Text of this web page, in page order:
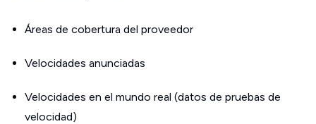
Áreas de cobertura del proveedor
Velocidades anunciadas
Velocidades en el mundo real (datos de pruebas de
velocidad)